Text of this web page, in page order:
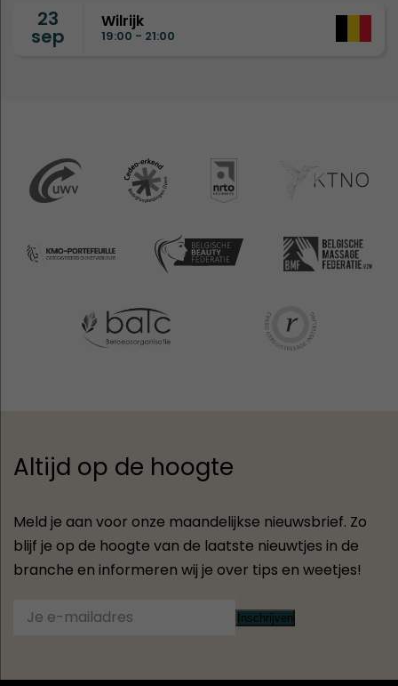
23
sep
Wilrijk
19:00 - 21:00
Altijd op de hoogte
Meld je aan voor onze maandelijkse nieuwsbrief. Zo
blijf je op de hoogte van de laatste nieuwtjes in de
branche en informeren wij je over tips en weetjes!
Inschrijven